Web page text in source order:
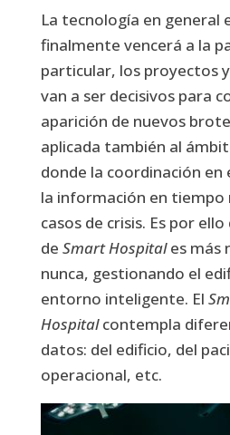
La tecnología en general
finalmente vencerá a la
particular, los proyectos
van a ser decisivos para
aparición de nuevos
aplicada también al
donde la coordinación
la información en tiempo
casos de crisis. Es por
de Smart Hospitales más
nunca, gestionando el
entorno inteligente. El
Hospitalcontempla
datos: del edificio, del
operacional, etc.